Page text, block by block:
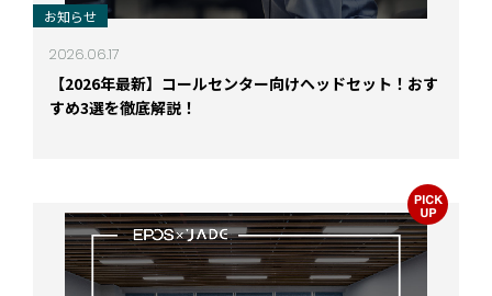
お知らせ
2026.06.17
【2026年最新】コールセンター向けヘッドセット！おす
すめ3選を徹底解説！